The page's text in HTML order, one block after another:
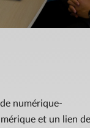
numérique-
et un lien